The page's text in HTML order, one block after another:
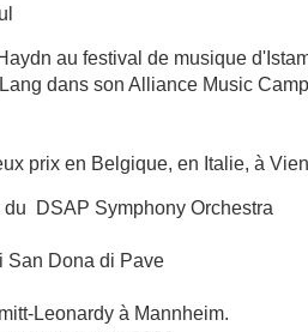
au festival de musique
dans son Alliance Music
prix en Belgique, en Italie, à
DSAP Symphony Orchestra
San Dona di Pave
Leonardy à Mannheim.